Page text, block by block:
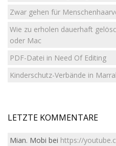
Zwar gehen für
Wie zu erholen dauerhaft
oder Mac
PDF-Datei in Need Of Editing
Kinderschutz-Verbände in
LETZTE KOMMENTARE
Mian. Mobi bei https://